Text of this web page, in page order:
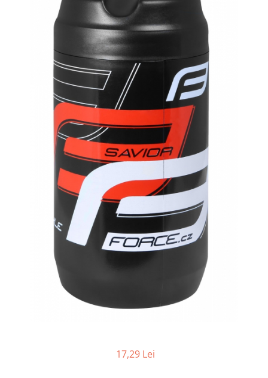
Accesorii biciclete
Scaun bicicleta copii
Chei si scule bicicleta
Portbagaj bicicleta
Antifurt bicicleta
Cosuri bicicleta
Pompa bicicleta
Produse intretinere bicicleta
Accesorii biciclete copii
Claxon bicicleta
Bidoane si suporti bicicleta
Suport telefon bicicleta
Oglinzi bicicleta
Cricuri bicicleta
17,29 Lei